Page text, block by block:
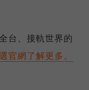
台、接軌世界的
官網了解更多。